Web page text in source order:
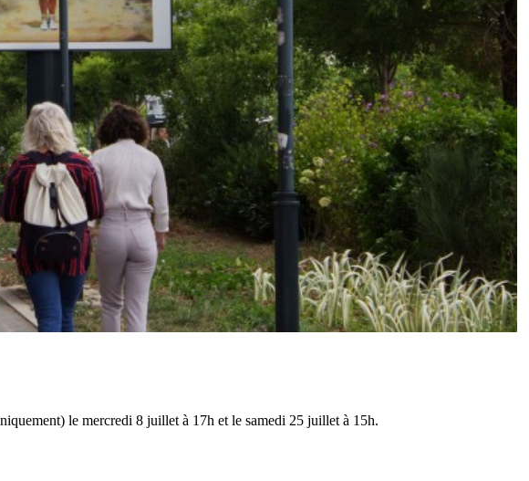
le mercredi 8 juillet à 17h et le samedi 25 juillet à 15h.